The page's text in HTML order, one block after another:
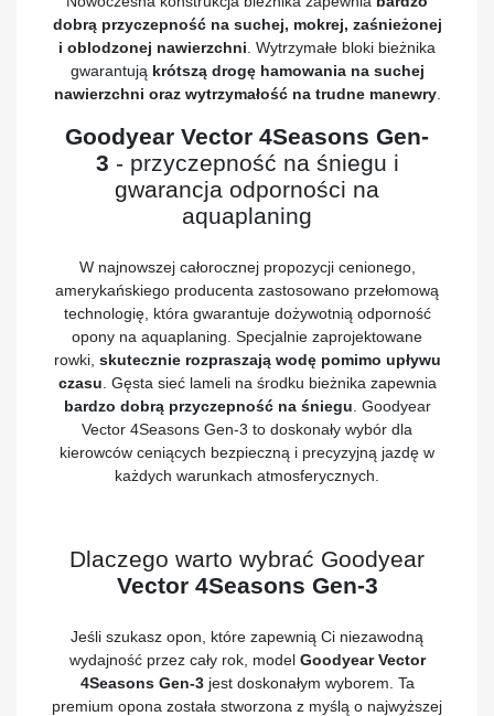
dobrą przyczepność na suchej, mokrej, zaśnieżonej
i oblodzonej nawierzchni . Wytrzymałe bloki bieżnika
gwarantują krótszą drogę hamowania na suchej
nawierzchni oraz wytrzymałość na trudne manewry.
Goodyear Vector 4Seasons Gen-
3 - przyczepność na śniegu i
gwarancja odporności na
aquaplaning
W najnowszej całorocznej propozycji cenionego,
amerykańskiego producenta zastosowano przełomową
technologię, która gwarantuje dożywotnią odporność
opony na aquaplaning. Specjalnie zaprojektowane
rowki, skutecznie rozpraszają wodę pomimo upływu
czasu . Gęsta sieć lameli na środku bieżnika zapewnia
bardzo dobrą przyczepność na śniegu . Goodyear
Vector 4Seasons Gen-3 to doskonały wybór dla
kierowców ceniących bezpieczną i precyzyjną jazdę w
każdych warunkach atmosferycznych.
Dlaczego warto wybrać Goodyear
Vector 4Seasons Gen-3
Jeśli szukasz opon, które zapewnią Ci niezawodną
wydajność przez cały rok, model Goodyear Vector
4Seasons Gen-3jest doskonałym wyborem. Ta
premium opona została stworzona z myślą o najwyższej